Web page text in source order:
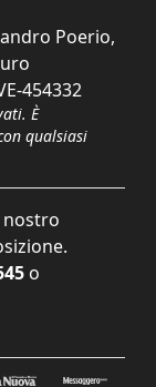
Poerio,
454332
È
qualsiasi
nostro
o